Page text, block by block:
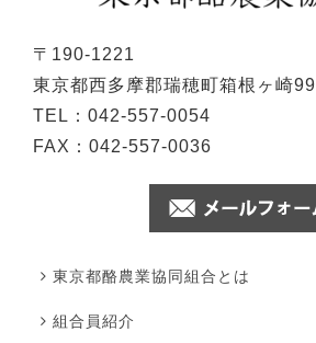
〒190-1221
東京都西多摩郡瑞穂町箱根ヶ崎99
TEL：042-557-0054
FAX：042-557-0036
東京都酪農業協同組合とは
組合員紹介